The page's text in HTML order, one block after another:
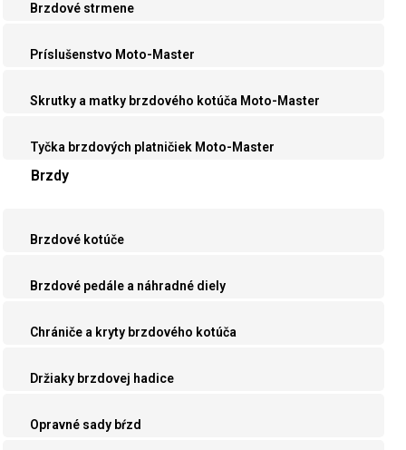
Brzdové strmene
Príslušenstvo Moto-Master
Skrutky a matky brzdového kotúča Moto-Master
Tyčka brzdových platničiek Moto-Master
Brzdy
Brzdové kotúče
Brzdové pedále a náhradné diely
Chrániče a kryty brzdového kotúča
Držiaky brzdovej hadice
Opravné sady bŕzd